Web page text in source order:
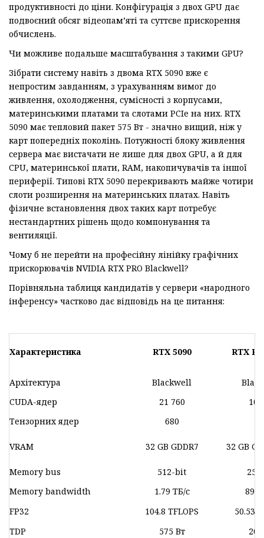
продуктивності до ціни. Конфігурація з двох GPU дає
подвоєний обсяг відеопам’яті та суттєве прискорення
обчислень.
Чи можливе подальше масштабування з такими GPU?
Зібрати систему навіть з двома RTX 5090 вже є
непростим завданням, з урахуванням вимог до
живлення, охолодження, сумісності з корпусами,
материнськими платами та слотами PCIe на них. RTX
5090 має тепловий пакет 575 Вт - значно вищий, ніж у
карт попередніх поколінь. Потужності блоку живлення
сервера має вистачати не лише для двох GPU, а й для
CPU, материнської плати, RAM, накопичувачів та іншої
периферії. Типові RTX 5090 перекривають майже чотири
слоти розширення на материнських платах. Навіть
фізичне встановлення двох таких карт потребує
нестандартних рішень щодо компонування та
вентиляції.
Чому б не перейти на професійну лінійку графічних
прискорювачів NVIDIA RTX PRO Blackwell?
Порівняльна таблиця кандидатів у сервери «народного
інференсу» частково дає відповідь на це питання:
Характеристика RTX 5090 RTX
Архітектура Blackwell
CUDA-ядер
21 760
10
Тензорних ядер
680
VRAM 32 GB GDDR7 32 GB
Memory bus 512-bit
Memory bandwidth
1.79 ТБ/с
896
FP32
104.8 TFLOPS
50.53
TDP
575 Вт